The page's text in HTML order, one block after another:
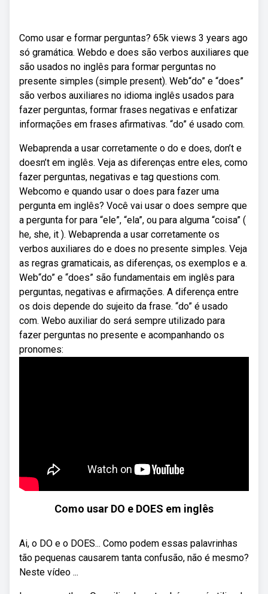
Como usar e formar perguntas? 65k views 3 years ago
só gramática. Webdo e does são verbos auxiliares que
são usados no inglês para formar perguntas no
presente simples (simple present). Web“do” e “does”
são verbos auxiliares no idioma inglês usados para
fazer perguntas, formar frases negativas e enfatizar
informações em frases afirmativas. “do” é usado com.
Webaprenda a usar corretamente o do e does, don’t e
doesn’t em inglês. Veja as diferenças entre eles, como
fazer perguntas, negativas e tag questions com.
Webcomo e quando usar o does para fazer uma
pergunta em inglês? Você vai usar o does sempre que
a pergunta for para “ele”, “ela”, ou para alguma “coisa” (
he, she, it ). Webaprenda a usar corretamente os
verbos auxiliares do e does no presente simples. Veja
as regras gramaticais, as diferenças, os exemplos e a.
Web“do” e “does” são fundamentais em inglês para
perguntas, negativas e afirmações. A diferença entre
os dois depende do sujeito da frase. “do” é usado
com. Webo auxiliar do será sempre utilizado para
fazer perguntas no presente e acompanhando os
pronomes:
Como usar DO e DOES em inglês
Ai, o DO e o DOES... Como podem essas palavrinhas
tão pequenas causarem tanta confusão, não é mesmo?
Neste vídeo ...